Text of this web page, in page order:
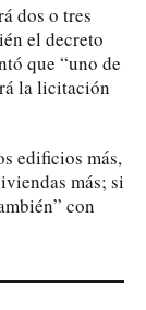
dos o tres
el decreto
que “uno de
la licitación
edificios más,
más; si
con